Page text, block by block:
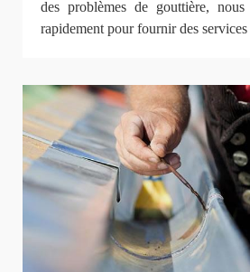
des problèmes de gouttière,
rapidement pour fournir des